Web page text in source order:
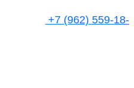
+7 (962) 559-18-